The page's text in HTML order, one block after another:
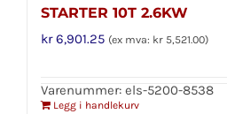
STARTER 10T 2.6KW
kr6,901.25 (ex mva: kr 5,521.00)
Varenummer: els-5200-8538
Legg i handlekurv